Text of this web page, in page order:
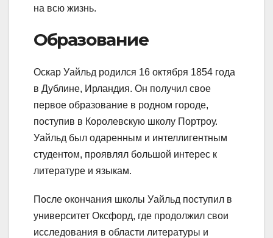
на всю жизнь.
Образование
Оскар Уайльд родился 16 октября 1854 года
в Дублине, Ирландия. Он получил свое
первое образование в родном городе,
поступив в Королевскую школу Портроу.
Уайльд был одаренным и интеллигентным
студентом, проявлял большой интерес к
литературе и языкам.
После окончания школы Уайльд поступил в
университет Оксфорд, где продолжил свои
исследования в области литературы и